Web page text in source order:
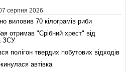
серпня 2026
виловив 70 кілограмів риби
отримав "Срібний хрест" від
ЗСУ
полігон твердих побутових відходів
автівка